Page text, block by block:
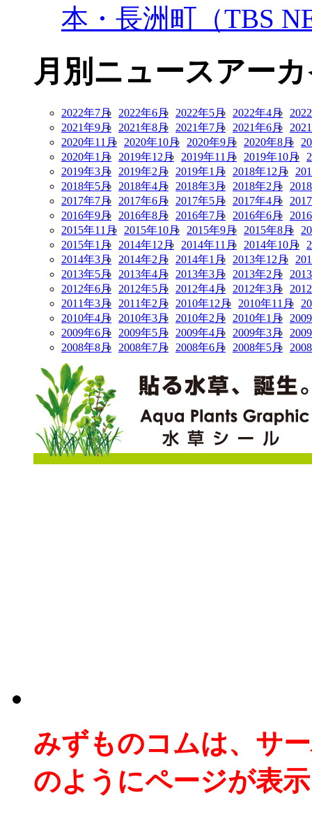
本・長洲町（TBS
月別ニュースアー
2022年7月 2022年6月 2022年5月 2022年4月
2021年9月
2021年8月 2021年7月 2021年6月
2020年11月
2020年10月 2020年9月 2020年8月
2020年1月
2019年12月 2019年11月 2019年10月
2019年3月
2019年2月 2019年1月 2018年12月
2018年5月
2018年4月 2018年3月 2018年2月
2017年7月
2017年6月 2017年5月 2017年4月
2016年9月
2016年8月 2016年7月 2016年6月
2015年11月
2015年10月 2015年9月 2015年8月
2015年1月
2014年12月 2014年11月 2014年10月
2014年3月
2014年2月 2014年1月 2013年12月
2013年5月
2013年4月 2013年3月 2013年2月
2012年6月
2012年5月 2012年4月 2012年3月
2011年3月
2011年2月 2010年12月 2010年11月
2010年4月
2010年3月 2010年2月 2010年1月
2009年6月
2009年5月 2009年4月 2009年3月
2008年8月
2008年7月 2008年6月 2008年5月
みずものコムは、サ
のようにページが表